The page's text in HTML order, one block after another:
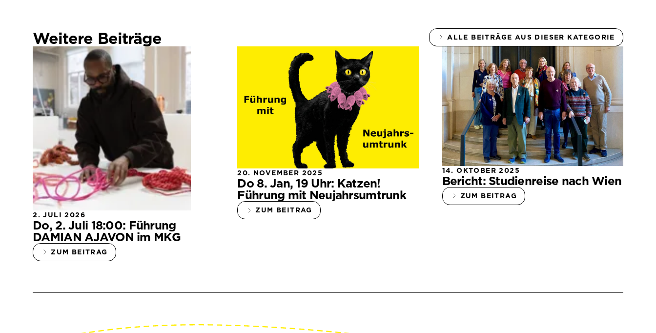
Weitere Beiträge ALLE BEITRÄGE AUS DIESER KATEGORIE
2. JULI 2026
Do, 2. Juli 18:00: Führung
DAMIAN AJAVON im MKG
ZUM BEITRAG
20. NOVEMBER 2025
Do 8. Jan, 19 Uhr: Katzen!
Führung mit Neujahrsumtrunk
ZUM BEITRAG
14. OKTOBER 2025
Bericht: Studienreise nach Wien
ZUM BEITRAG